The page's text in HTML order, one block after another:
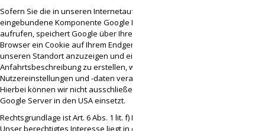
Sofern Sie die in unseren Internetauftritt
eingebundene Komponente Google Maps
aufrufen, speichert Google über Ihren Internet-
Browser ein Cookie auf Ihrem Endgerät. Um
unseren Standort anzuzeigen und eine
Anfahrtsbeschreibung zu erstellen, werden Ihre
Nutzereinstellungen und -daten verarbeitet.
Hierbei können wir nicht ausschließen, dass
Google Server in den USA einsetzt.
Rechtsgrundlage ist Art. 6 Abs. 1 lit. f) DSGVO.
Unser berechtigtes Interesse liegt in der